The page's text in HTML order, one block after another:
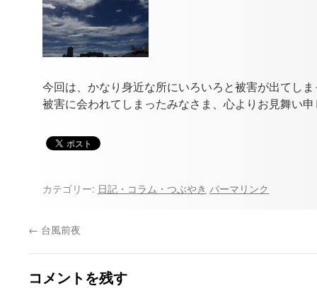
今回は、かなり身近な所にいろいろと被害が出てし
被害に会われてしまったみなさま、心よりお見舞い申
カテゴリー: 日記・コラム・つぶやき パーマリンク
← 台風前夜
コメントを残す